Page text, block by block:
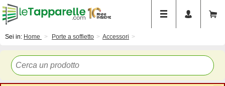
Sei in: Home Porte a soffietto Accessori